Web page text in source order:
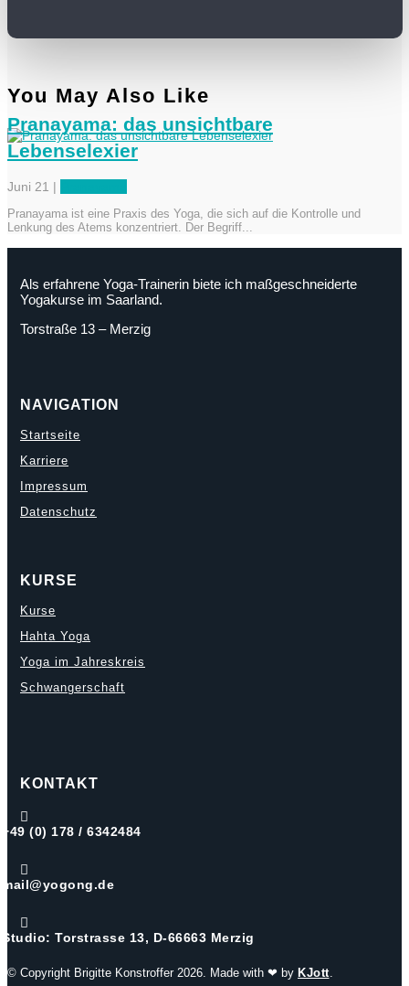
You May Also Like
Pranayama: das unsichtbare
Lebenselexier
Juni 21 |
Pranayama ist eine Praxis des Yoga, die sich auf die Kontrolle und
Lenkung des Atems konzentriert. Der Begriff...
Als erfahrene Yoga-Trainerin biete ich maßgeschneiderte
Yogakurse im Saarland.
Torstraße 13 – Merzig
NAVIGATION
Startseite
Karriere
Impressum
Datenschutz
KURSE
Kurse
Hahta Yoga
Yoga im Jahreskreis
Schwangerschaft
KONTAKT

+49 (0) 178 / 6342484

mail@yogong.de

Studio: Torstrasse 13, D-66663 Merzig
© Copyright Brigitte Konstroffer 2026. Made with ❤ by KJott.